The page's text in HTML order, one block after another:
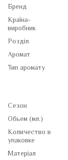
Бренд
Країна-
виробник
Розділ
Аромат
Тип аромату
Сезон
Обьем (мл.)
Количество в
упаковке
Матеріал